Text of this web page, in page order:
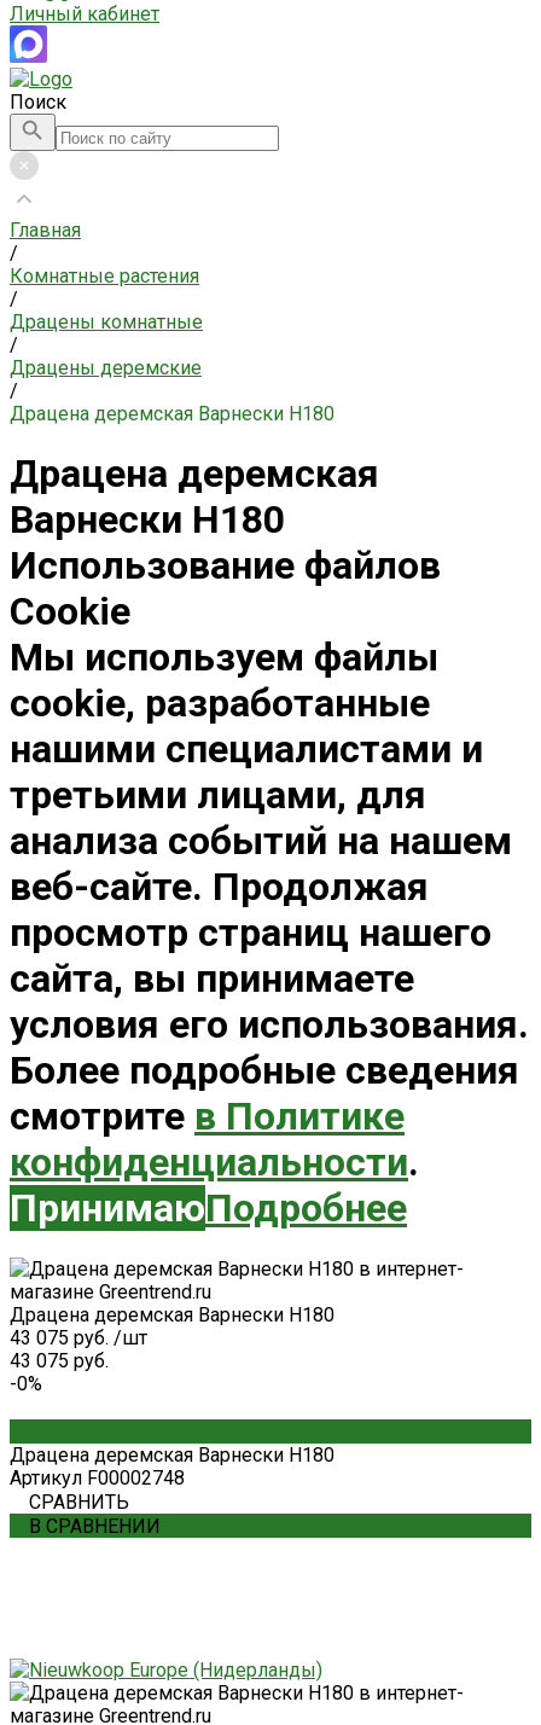
Личный кабинет
Поиск
Главная
/
Комнатные растения
/
Драцены комнатные
/
Драцены деремские
/
Драцена деремская Варнески H180
Драцена деремская
Варнески H180
Использование файлов
Cookie
Мы используем файлы
cookie, разработанные
нашими специалистами и
третьими лицами, для
анализа событий на нашем
веб-сайте. Продолжая
просмотр страниц нашего
сайта, вы принимаете
условия его использования.
Более подробные сведения
смотрите в Политике
конфиденциальности.
ПринимаюПодробнее
Драцена деремская Варнески H180
43 075 руб. /шт
43 075 руб.
-0%
Драцена деремская Варнески H180
Артикул F00002748
СРАВНИТЬ
В СРАВНЕНИИ